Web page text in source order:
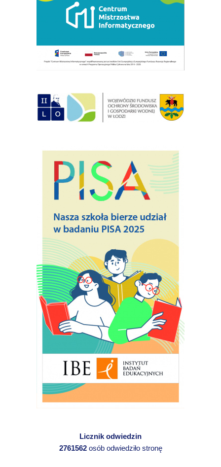
Licznik odwiedzin
2761562osób odwiedziło stronę